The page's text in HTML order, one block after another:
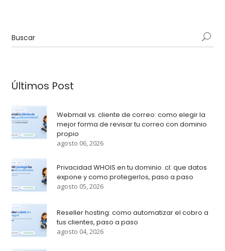
Últimos Post
Webmail vs. cliente de correo: como elegir la
mejor forma de revisar tu correo con dominio
propio
agosto 06, 2026
Privacidad WHOIS en tu dominio .cl: que datos
expone y como protegerlos, paso a paso
agosto 05, 2026
Reseller hosting: como automatizar el cobro a
tus clientes, paso a paso
agosto 04, 2026